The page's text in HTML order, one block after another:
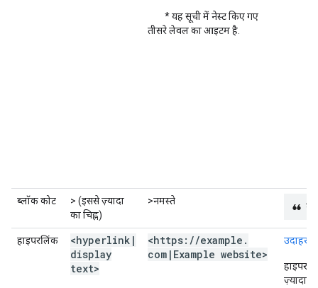
* यह सूची में नेस्ट किए गए
तीसरे लेवल का आइटम है.
ब्लॉक कोट
> (इससे ज़्यादा
का चिह्न)
>नमस्ते
हाइपरलिंक <hyperlink |
display
text>
<https: //example .
com | Example website>
उदाहरण
ज़्यादा